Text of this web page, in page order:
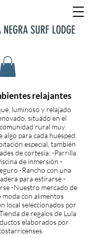
NEGRA SURF LODGE
relajantes
luminoso y relajado
situado en el
rural muy
para cada huésped.
especial, también
de cortesía: -Parrilla
de inmersión -
-Rancho con una
para estirarse -
-Nuestro mercado de
con alimentos
local seleccionados por
de regalos de Lula
elaborados por